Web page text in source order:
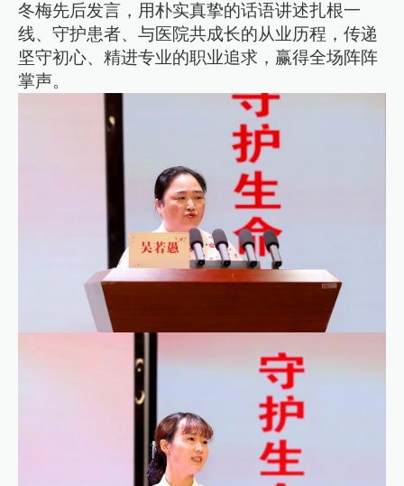
冬梅先后发言，用朴实真挚的话语讲述扎根一
线、守护患者、与医院共成长的从业历程，传递
坚守初心、精进专业的职业追求，赢得全场阵阵
掌声。